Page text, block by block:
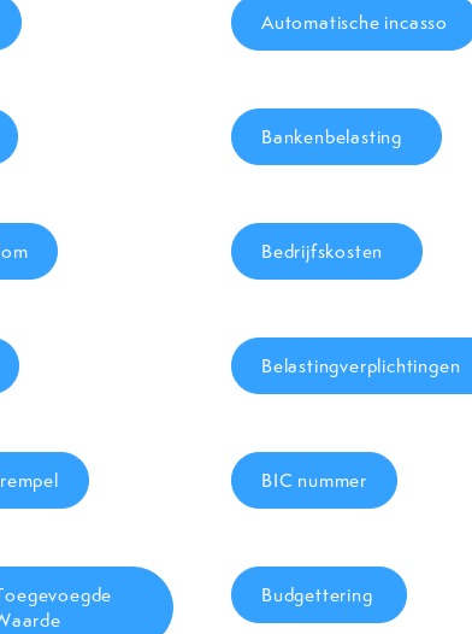
Automatische incasso
Bankenbelasting
Bedrijfskosten
Belastingverplichtingen
BIC nummer
Budgettering